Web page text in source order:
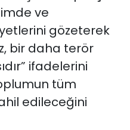
ve
gözeterek
bir daha terör
ifadelerini
tüm
edileceğini